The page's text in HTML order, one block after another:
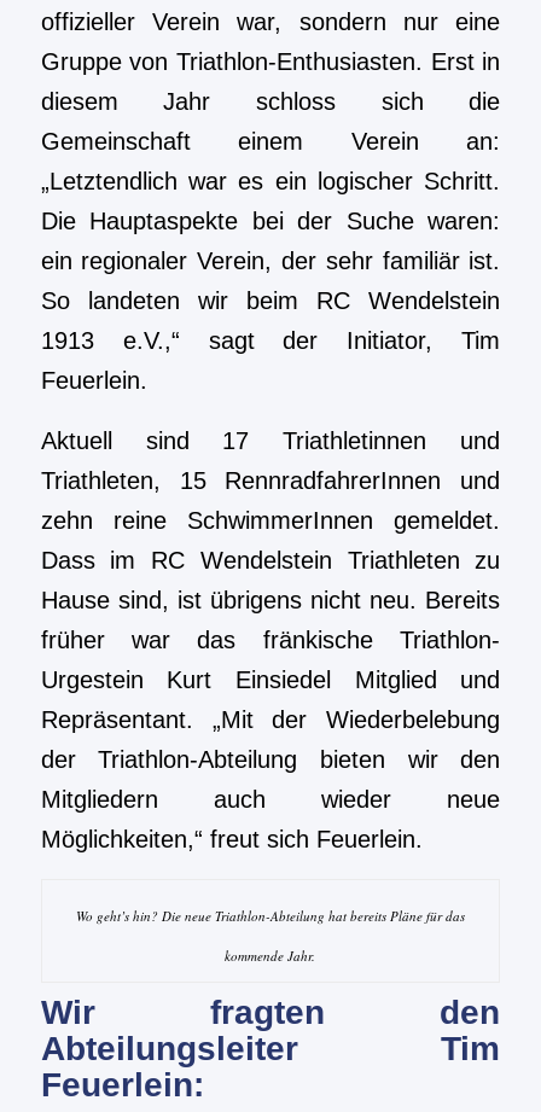
offizieller Verein war, sondern nur eine
Gruppe von Triathlon-Enthusiasten. Erst in
diesem Jahr schloss sich die
Gemeinschaft einem Verein an:
„Letztendlich war es ein logischer Schritt.
Die Hauptaspekte bei der Suche waren:
ein regionaler Verein, der sehr familiär ist.
So landeten wir beim RC Wendelstein
1913 e.V.,“ sagt der Initiator, Tim
Feuerlein.
Aktuell sind 17 Triathletinnen und
Triathleten, 15 RennradfahrerInnen und
zehn reine SchwimmerInnen gemeldet.
Dass im RC Wendelstein Triathleten zu
Hause sind, ist übrigens nicht neu. Bereits
früher war das fränkische Triathlon-
Urgestein Kurt Einsiedel Mitglied und
Repräsentant. „Mit der Wiederbelebung
der Triathlon-Abteilung bieten wir den
Mitgliedern auch wieder neue
Möglichkeiten,“ freut sich Feuerlein.
Wo geht’s hin? Die neue Triathlon-Abteilung hat bereits Pläne für das
kommende Jahr.
Wir fragten den
Abteilungsleiter Tim
Feuerlein: